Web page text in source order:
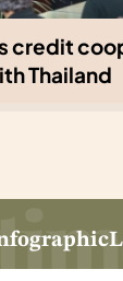
credit
Thailand